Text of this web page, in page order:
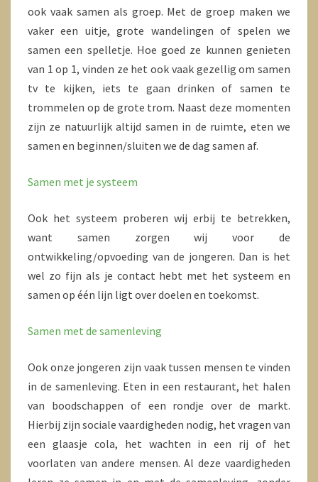
ook vaak samen als groep. Met de groep maken we
vaker een uitje, grote wandelingen of spelen we
samen een spelletje. Hoe goed ze kunnen genieten
van 1 op 1, vinden ze het ook vaak gezellig om samen
tv te kijken, iets te gaan drinken of samen te
trommelen op de grote trom. Naast deze momenten
zijn ze natuurlijk altijd samen in de ruimte, eten we
samen en beginnen/sluiten we de dag samen af.
Samen met je systeem
Ook het systeem proberen wij erbij te betrekken,
want samen zorgen wij voor de
ontwikkeling/opvoeding van de jongeren. Dan is het
wel zo fijn als je contact hebt met het systeem en
samen op één lijn ligt over doelen en toekomst.
Samen met de samenleving
Ook onze jongeren zijn vaak tussen mensen te vinden
in de samenleving. Eten in een restaurant, het halen
van boodschappen of een rondje over de markt.
Hierbij zijn sociale vaardigheden nodig, het vragen van
een glaasje cola, het wachten in een rij of het
voorlaten van andere mensen. Al deze vaardigheden